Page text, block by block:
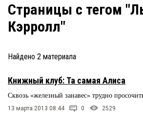
ЗАКОН
НОВОСТИ КОМПАНИЙ
ПРОИСШЕСТВИЯ
СТИЛЬ ЖИЗНИ
Страницы c тегом
Кэрролл"
Найдено 2 материала
Книжный клуб: Та самая Алиса
Сквозь «железный занавес» трудно
13 марта 2013 08:44 0 2529